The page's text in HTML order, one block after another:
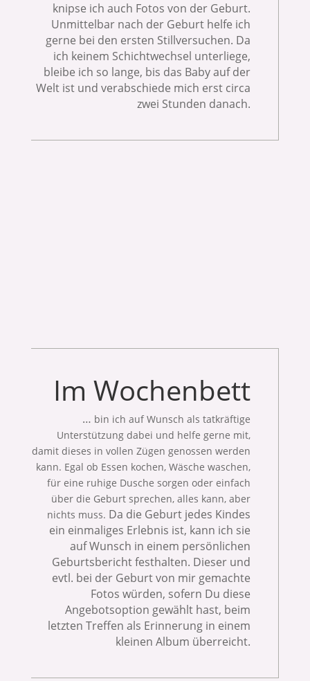
knipse ich auch Fotos von der Geburt.
Unmittelbar nach der Geburt helfe ich
gerne bei den ersten Stillversuchen. Da
ich keinem Schichtwechsel unterliege,
bleibe ich so lange, bis das Baby auf der
Welt ist und verabschiede mich erst circa
zwei Stunden danach.
Im Wochenbett
… bin ich auf Wunsch als tatkräftige
Unterstützung dabei und helfe gerne mit,
damit dieses in vollen Zügen genossen werden
kann. Egal ob Essen kochen, Wäsche waschen,
für eine ruhige Dusche sorgen oder einfach
über die Geburt sprechen, alles kann, aber
nichts muss. Da die Geburt jedes Kindes
ein einmaliges Erlebnis ist, kann ich sie
auf Wunsch in einem persönlichen
Geburtsbericht festhalten. Dieser und
evtl. bei der Geburt von mir gemachte
Fotos würden, sofern Du diese
Angebotsoption gewählt hast, beim
letzten Treffen als Erinnerung in einem
kleinen Album überreicht.